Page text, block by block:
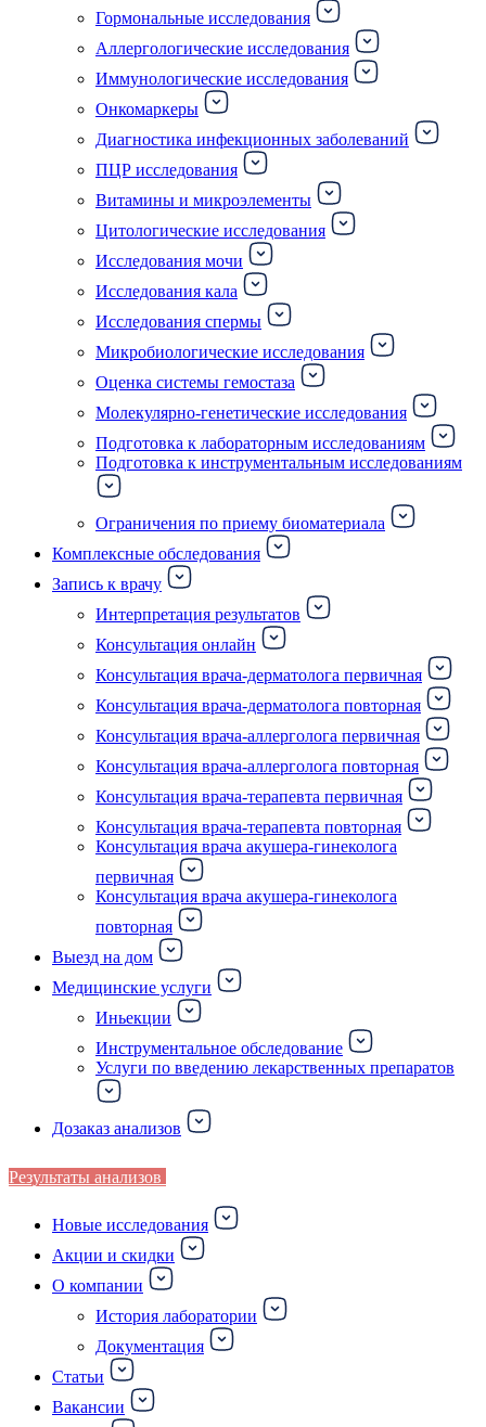
Гормональные исследования
Аллергологические исследования
Иммунологические исследования
Онкомаркеры
Диагностика инфекционных заболеваний
ПЦР исследования
Витамины и микроэлементы
Цитологические исследования
Исследования мочи
Исследования кала
Исследования спермы
Микробиологические исследования
Оценка системы гемостаза
Молекулярно-генетические исследования
Подготовка к лабораторным исследованиям
Подготовка к инструментальным исследованиям
Ограничения по приему биоматериала
Комплексные обследования
Запись к врачу
Интерпретация результатов
Консультация онлайн
Консультация врача-дерматолога первичная
Консультация врача-дерматолога повторная
Консультация врача-аллерголога первичная
Консультация врача-аллерголога повторная
Консультация врача-терапевта первичная
Консультация врача-терапевта повторная
Консультация врача акушера-гинеколога
первичная
Консультация врача акушера-гинеколога
повторная
Выезд на дом
Медицинские услуги
Иньекции
Инструментальное обследование
Услуги по введению лекарственных препаратов
Дозаказ анализов
Результаты анализов
Новые исследования
Акции и скидки
О компании
История лаборатории
Документация
Статьи
Вакансии